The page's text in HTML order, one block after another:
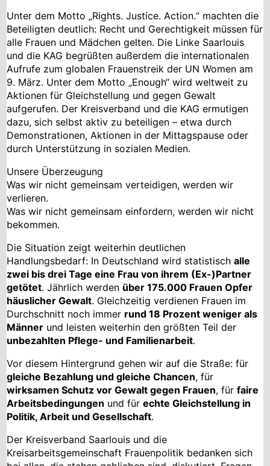
Unter dem Motto „Rights. Justice. Action.“ machten die
Beteiligten deutlich: Recht und Gerechtigkeit müssen für
alle Frauen und Mädchen gelten. Die Linke Saarlouis
und die KAG begrüßten außerdem die internationalen
Aufrufe zum globalen Frauenstreik der UN Women am
9. März. Unter dem Motto „Enough“ wird weltweit zu
Aktionen für Gleichstellung und gegen Gewalt
aufgerufen. Der Kreisverband und die KAG ermutigen
dazu, sich selbst aktiv zu beteiligen – etwa durch
Demonstrationen, Aktionen in der Mittagspause oder
durch Unterstützung in sozialen Medien.
Unsere Überzeugung
Was wir nicht gemeinsam verteidigen, werden wir
verlieren.
Was wir nicht gemeinsam einfordern, werden wir nicht
bekommen.
Die Situation zeigt weiterhin deutlichen
Handlungsbedarf: In Deutschland wird statistisch alle
zwei bis drei Tage eine Frau von ihrem (Ex-)Partner
getötet. Jährlich werden über 175.000 Frauen Opfer
häuslicher Gewalt. Gleichzeitig verdienen Frauen im
Durchschnitt noch immer rund 18 Prozent weniger als
Männer und leisten weiterhin den größten Teil der
unbezahlten Pflege- und Familienarbeit.
Vor diesem Hintergrund gehen wir auf die Straße: für
gleiche Bezahlung und gleiche Chancen, für
wirksamen Schutz vor Gewalt gegen Frauen, für faire
Arbeitsbedingungen und für echte Gleichstellung in
Politik, Arbeit und Gesellschaft.
Der Kreisverband Saarlouis und die
Kreisarbeitsgemeinschaft Frauenpolitik bedanken sich